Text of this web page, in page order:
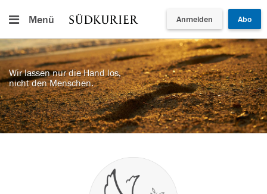
Menü Anmelden Abo
Wir lassen nur die Hand los,
nicht den Menschen.